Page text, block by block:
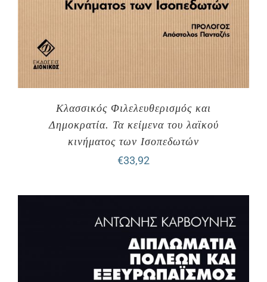
Κλασσικός Φιλελευθερισμός και
Δημοκρατία. Τα κείμενα του λαϊκού
κινήματος των Ισοπεδωτών
€33,92